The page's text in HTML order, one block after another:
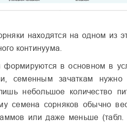
находятся на одном из
континуума.
фор­мируются в основном в
семенным зачаткам нужно
небольшое количество
семена сорняков обычно
или даже меньше (табл.